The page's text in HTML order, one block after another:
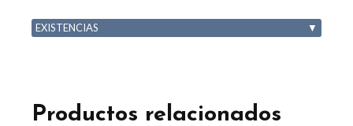
EXISTENCIAS ▼
Productos relacionados